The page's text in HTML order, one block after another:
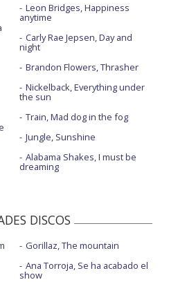
Leon Bridges, Happiness
anytime
Carly Rae Jepsen, Day and
night
Brandon Flowers, Thrasher
Nickelback, Everything under
the sun
Train, Mad dog in the fog
Jungle, Sunshine
Alabama Shakes, I must be
dreaming
DISCOS
Gorillaz, The mountain
Ana Torroja, Se ha acabado el
show